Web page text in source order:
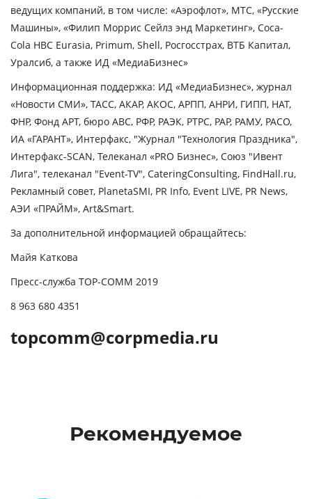
ведущих компаний, в том числе: «Аэрофлот», МТС, «Русские
Машины», «Филип Моррис Сейлз энд Маркетинг», Coca-
Cola HBC Eurasia, Primum, Shell, Росгосстрах, ВТБ Капитал,
Уралсиб, а также ИД «МедиаБизнес»
Информационная поддержка: ИД «МедиаБизнес», журнал
«Новости СМИ», ТАСС, АКАР, АКОС, АРПП, АНРИ, ГИПП, НАТ,
ФНР, Фонд АРТ, бюро АВС, РФР, РАЭК, РТРС, РАР, РАМУ, РАСО,
ИА «ГАРАНТ», Интерфакс, "Журнал "Технология Праздника",
Интерфакс-SCAN, Телеканал «PRO Бизнес», Союз "Ивент
Лига", телеканал "Event-TV", CateringConsulting, FindHall.ru,
Рекламный совет, PlanetaSMI, PR Info, Event LIVE, PR News,
АЭИ «ПРАЙМ», Art&Smart.
За дополнительной информацией обращайтесь:
Майя Каткова
Пресс-служба TOP-COMM 2019
8 963 680 4351
topcomm@corpmedia.ru
Рекомендуемое